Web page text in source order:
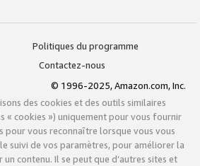
Politiques du programme
Contactez-nous
© 1996-2025, Amazon.com, Inc.
des cookies et des outils similaires
« cookies ») uniquement pour vous fournir
pour vous reconnaître lorsque vous vous
suivi de vos paramètres, pour améliorer la
contenu. Il se peut que d’autres sites et